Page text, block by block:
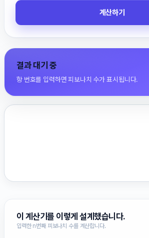
계산하기
결과 대기 중
항 번호를 입력하면 피보나치 수가 표시됩니다.
이 계산기를 이렇게 설계했습니다.
입력한 n번째 피보나치 수를 계산합니다.